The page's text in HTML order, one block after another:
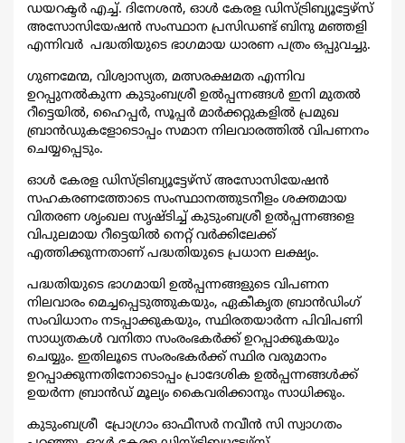
ഡയറക്ടർ എച്ച്. ദിനേശൻ, ഓൾ കേരള ഡിസ്ട്രിബ്യൂട്ടേഴ്സ്
അസോസിയേഷൻ സംസ്ഥാന പ്രസിഡണ്ട് ബിനു മഞ്ഞളി
എന്നിവർ പദ്ധതിയുടെ ഭാഗമായ ധാരണ പത്രം ഒപ്പുവച്ചു.
ഗുണമേന്മ, വിശ്വാസ്യത, മത്സരക്ഷമത എന്നിവ
ഉറപ്പുനൽകുന്ന കുടുംബശ്രീ ഉൽപ്പന്നങ്ങൾ ഇനി മുതൽ
റീട്ടെയിൽ, ഹൈപ്പർ, സൂപ്പർ മാർക്കറ്റുകളിൽ പ്രമുഖ
ബ്രാൻഡുകളോടൊപ്പം സമാന നിലവാരത്തിൽ വിപണനം
ചെയ്യപ്പെടും.
ഓൾ കേരള ഡിസ്ട്രിബ്യൂട്ടേഴ്സ് അസോസിയേഷൻ
സഹകരണത്തോടെ സംസ്ഥാനത്തുടനീളം ശക്തമായ
വിതരണ ശൃംഖല സൃഷ്ടിച്ച് കുടുംബശ്രീ ഉൽപ്പന്നങ്ങളെ
വിപുലമായ റീട്ടെയിൽ നെറ്റ് വർക്കിലേക്ക്
എത്തിക്കുന്നതാണ് പദ്ധതിയുടെ പ്രധാന ലക്ഷ്യം.
പദ്ധതിയുടെ ഭാഗമായി ഉൽപ്പന്നങ്ങളുടെ വിപണന
നിലവാരം മെച്ചപ്പെടുത്തുകയും, ഏകീകൃത ബ്രാൻഡിംഗ്
സംവിധാനം നടപ്പാക്കുകയും, സ്ഥിരതയാർന്ന പിവിപണി
സാധ്യതകൾ വനിതാ സംരംഭകർക്ക് ഉറപ്പാക്കുകയും
ചെയ്യും. ഇതിലൂടെ സംരംഭകർക്ക് സ്ഥിര വരുമാനം
ഉറപ്പാക്കുന്നതിനോടൊപ്പം പ്രാദേശിക ഉൽപ്പന്നങ്ങൾക്ക്
ഉയർന്ന ബ്രാൻഡ് മൂല്യം കൈവരിക്കാനും സാധിക്കും.
കുടുംബശ്രീ പ്രോഗ്രാം ഓഫീസർ നവീൻ സി സ്വാഗതം